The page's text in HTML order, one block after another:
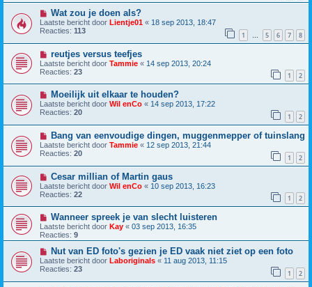
Wat zou je doen als?
Laatste bericht door Lientje01 « 18 sep 2013, 18:47
Reacties: 113 1 … 5 6 7 8
reutjes versus teefjes
Laatste bericht door Tammie « 14 sep 2013, 20:24
Reacties: 23 1 2
Moeilijk uit elkaar te houden?
Laatste bericht door Wil enCo « 14 sep 2013, 17:22
Reacties: 20 1 2
Bang van eenvoudige dingen, muggenmepper of tuinslang
Laatste bericht door Tammie « 12 sep 2013, 21:44
Reacties: 20 1 2
Cesar millian of Martin gaus
Laatste bericht door Wil enCo « 10 sep 2013, 16:23
Reacties: 22 1 2
Wanneer spreek je van slecht luisteren
Laatste bericht door Kay « 03 sep 2013, 16:35
Reacties: 9
Nut van ED foto's gezien je ED vaak niet ziet op een foto
Laatste bericht door Laboriginals « 11 aug 2013, 11:15
Reacties: 23 1 2